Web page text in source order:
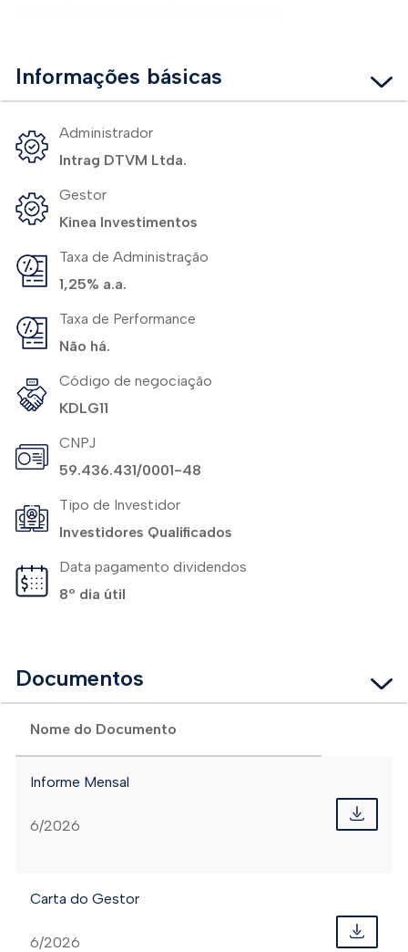
Informações básicas
Administrador
Intrag DTVM Ltda.
Gestor
Kinea Investimentos
Taxa de Administração
1,25% a.a.
Taxa de Performance
Não há.
Código de negociação
KDLG11
CNPJ
59.436.431/0001-48
Tipo de Investidor
Investidores Qualificados
Data pagamento dividendos
8º dia útil
Documentos
Nome do Documento
Informe Mensal
6/2026
Carta do Gestor
6/2026